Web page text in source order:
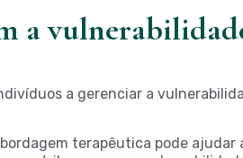
a
a gerenciar a
terapêutica pode ajudar